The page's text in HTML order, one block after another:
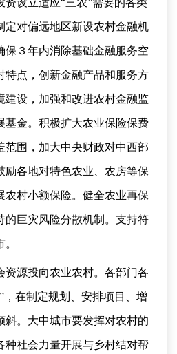
资设立适应“三农”需要的各类
定对偏远地区新设农村金融机
保３年内消除基础金融服务空
特点，创新金融产品和服务方
建设，加强和改进农村金融监
基金。积极扩大农业保险保费
范围，加大中央财政对中西部
励各地对特色农业、农房等保
农村小额保险。健全农业再保
的巨灾风险分散机制。支持符
资源投向农业农村。各部门各
，在制定规划、安排项目、增
斜。大中城市要发挥对农村的
种社会力量开展与乡村结对帮